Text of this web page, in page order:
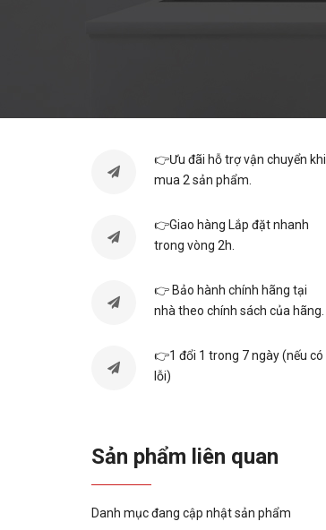
👉Ưu đãi hỗ trợ vận chuyển khi
mua 2 sản phẩm.
👉Giao hàng Lắp đặt nhanh
trong vòng 2h.
👉 Bảo hành chính hãng tại
nhà theo chính sách của hãng.
👉1 đổi 1 trong 7 ngày (nếu có
lỗi)
Sản phẩm liên quan
Danh mục đang cập nhật sản phẩm